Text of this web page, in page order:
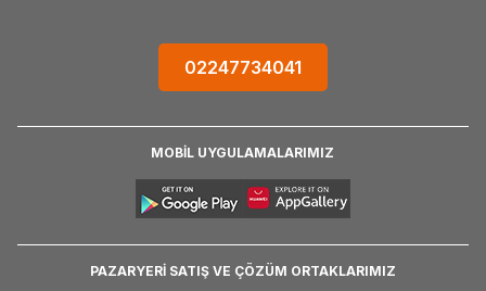
02247734041
MOBİL UYGULAMALARIMIZ
PAZARYERİ SATIŞ VE ÇÖZÜM ORTAKLARIMIZ